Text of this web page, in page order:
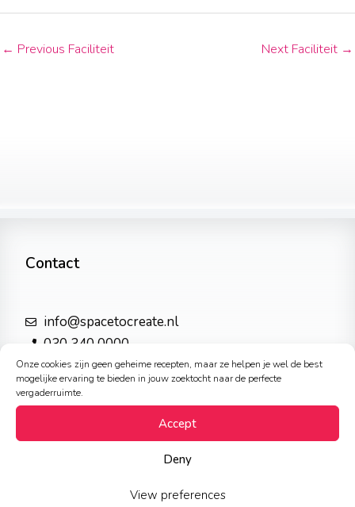
Onze cookies zijn geen geheime recepten, maar ze helpen je wel de best
mogelijke ervaring te bieden in jouw zoektocht naar de perfecte
vergaderruimte.
Accept
Deny
View preferences
← Previous Faciliteit Next Faciliteit →
Contact
info@spacetocreate.nl
030 340 0000
Adres